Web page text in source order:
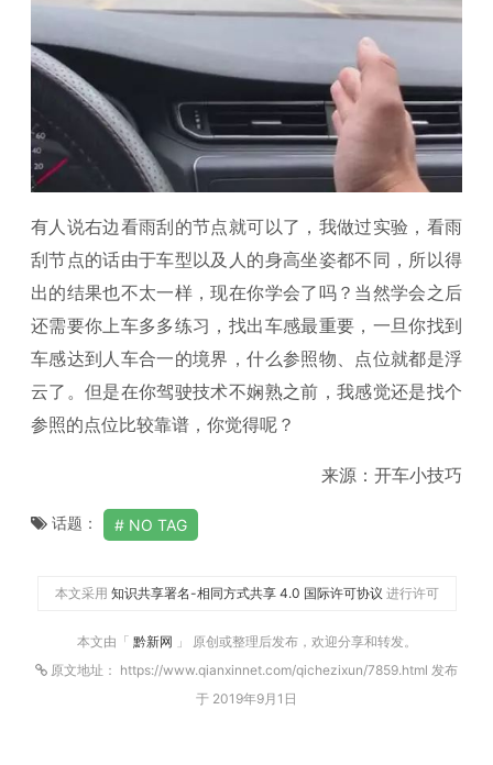
有人说右边看雨刮的节点就可以了，我做过实验，看雨
刮节点的话由于车型以及人的身高坐姿都不同，所以得
出的结果也不太一样，现在你学会了吗？当然学会之后
还需要你上车多多练习，找出车感最重要，一旦你找到
车感达到人车合一的境界，什么参照物、点位就都是浮
云了。但是在你驾驶技术不娴熟之前，我感觉还是找个
参照的点位比较靠谱，你觉得呢？
来源：开车小技巧
话题： NO TAG
本文采用 知识共享署名-相同方式共享 4.0 国际许可协议 进行许可
本文由「 黔新网 」 原创或整理后发布，欢迎分享和转发。
原文地址： https://www.qianxinnet.com/qichezixun/7859.html 发布
于 2019年9月1日